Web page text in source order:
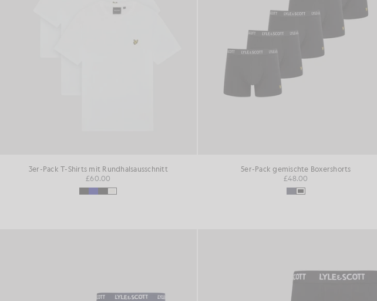
3er-Pack T-Shirts mit Rundhalsausschnitt
£60.00
5er-Pack gemischte Boxershorts
£48.00